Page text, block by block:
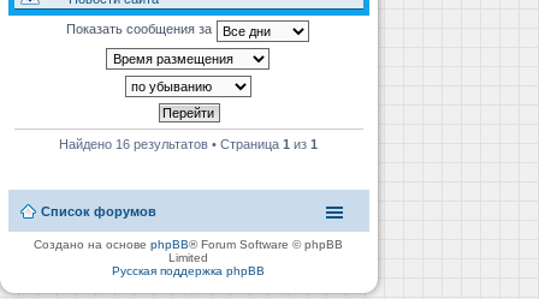
Показать сообщения за
Найдено 16 результатов • Страница1 из1
Список форумов
Создано на основеphpBB® Forum Software © phpBB
Limited
Русская поддержка phpBB